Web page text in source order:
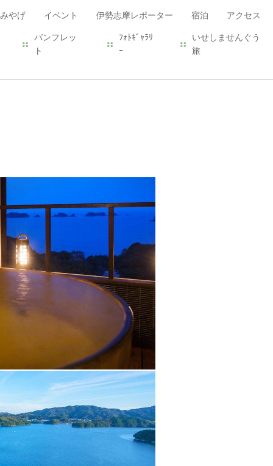
やげ イベント 伊勢志摩レポーター 宿泊 アクセス
パンフレッ
ト
ﾌｫﾄｷﾞｬﾗﾘ
ｰ
いせしませんぐう
旅